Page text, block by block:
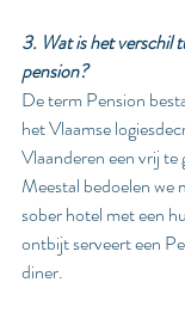
3. Wat is het verschil
pension?
De term Pension
het Vlaamse
Vlaanderen een vrij
Meestal bedoelen we
sober hotel met een
ontbijt serveert een
diner.